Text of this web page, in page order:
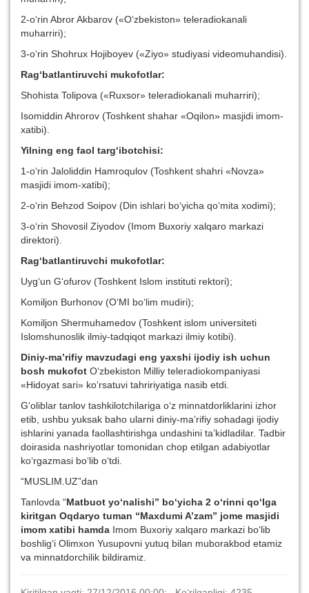
2-o‘rin Abror Akbarov («O‘zbekiston» teleradiokanali
muharriri);
3-o‘rin Shohrux Hojiboyev («Ziyo» studiyasi videomuhandisi).
Rag‘batlantiruvchi mukofotlar:
Shohista Tolipova («Ruxsor» teleradiokanali muharriri);
Isomiddin Ahrorov (Toshkent shahar «Oqilon» masjidi imom-
xatibi).
Yilning eng faol targ‘ibotchisi:
1-o‘rin Jaloliddin Hamroqulov (Toshkent shahri «Novza»
masjidi imom-xatibi);
2-o‘rin Behzod Soipov (Din ishlari bo‘yicha qo‘mita xodimi);
3-o‘rin Shovosil Ziyodov (Imom Buxoriy xalqaro markazi
direktori).
Rag‘batlantiruvchi mukofotlar:
Uyg‘un G‘ofurov (Toshkent Islom instituti rektori);
Komiljon Burhonov (O‘MI bo‘lim mudiri);
Komiljon Shermuhamedov (Toshkent islom universiteti
Islomshunoslik ilmiy-tadqiqot markazi ilmiy kotibi).
Diniy-ma’rifiy mavzudagi eng yaxshi ijodiy ish uchun
bosh mukofot O‘zbekiston Milliy teleradiokompaniyasi
«Hidoyat sari» ko‘rsatuvi tahririyatiga nasib etdi.
G‘oliblar tanlov tashkilotchilariga o‘z minnatdorliklarini izhor
etib, ushbu yuksak baho ularni diniy-ma’rifiy sohadagi ijodiy
ishlarini yanada faollashtirishga undashini ta’kidladilar. Tadbir
doirasida nashriyotlar tomonidan chop etilgan adabiyotlar
ko‘rgazmasi bo‘lib o‘tdi.
“MUSLIM.UZ”dan
Tanlovda “Matbuot yo‘nalishi” bo‘yicha 2 o‘rinni qo‘lga
kiritgan Oqdaryo tuman “Maxdumi A’zam” jome masjidi
imom xatibi hamda Imom Buxoriy xalqaro markazi bo‘lib
boshlig‘i Olimxon Yusupovni yutuq bilan muborakbod etamiz
va minnatdorchilik bildiramiz.